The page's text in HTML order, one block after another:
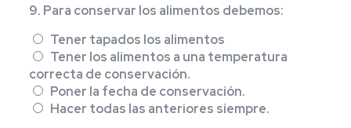
9. Para conservar los alimentos debemos:
Tener tapados los alimentos
Tener los alimentos a una temperatura
correcta de conservación.
Poner la fecha de conservación.
Hacer todas las anteriores siempre.